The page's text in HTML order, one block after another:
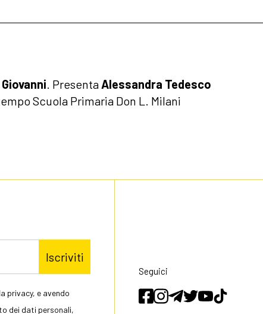
. Presenta Alessandra Tedesco
Scuola Primaria Don L. Milani
Iscriviti
privacy, e avendo
dei dati personali,
Seguici